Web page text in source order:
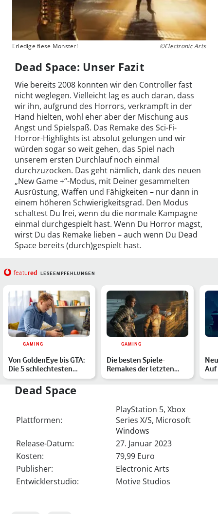
Erledige fiese Monster! ©Electronic Arts
Dead Space: Unser Fazit
Wie bereits 2008 konnten wir den Controller fast
nicht weglegen. Vielleicht lag es auch daran, dass
wir ihn, aufgrund des Horrors, verkrampft in der
Hand hielten, wohl eher aber der Mischung aus
Angst und Spielspaß. Das Remake des Sci-Fi-
Horror-Highlights ist absolut gelungen und wir
würden sogar so weit gehen, das Spiel nach
unserem ersten Durchlauf noch einmal
durchzuzocken. Das geht nämlich, dank des neuen
„New Game +“-Modus, mit Deiner gesammelten
Ausrüstung, Waffen und Fähigkeiten – nur dann in
einem höheren Schwierigkeitsgrad. Den Modus
schaltest Du frei, wenn du die normale Kampagne
einmal durchgespielt hast. Wenn Du Horror magst,
wirst Du das Remake lieben – auch wenn Du Dead
Space bereits (durch)gespielt hast.
featured LESEEMPFEHLUNGEN
GAMING
Von GoldenEye bis GTA:
Die 5 schlechtesten
Spiele-Remakes aller Z…
GAMING
Die besten Spiele-
Remakes der letzten
Jahre
Auf
Dead Space
Plattformen:
PlayStation 5, Xbox
Series X/S, Microsoft
Windows
Release-Datum:
27. Januar 2023
Kosten:
79,99 Euro
Publisher:
Electronic Arts
Entwicklerstudio:
Motive Studios